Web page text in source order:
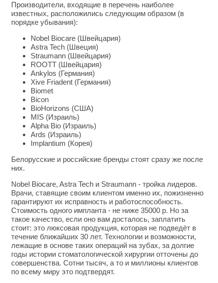
Производители, входящие в перечень наиболее
известных, расположились следующим образом (в
порядке убывания):
Nobel Biocare (Швейцария)
Astra Tech (Швеция)
Straumann (Швейцария)
ROOTT (Швейцария)
Ankylos (Германия)
Xive Friadent (Германия)
Biomet
Bicon
BioHorizons (США)
MIS (Израиль)
Alpha Bio (Израиль)
Ards (Израиль)
Implantium (Корея)
Белорусские и российские бренды стоят сразу же после
них.
Nobel Biocare, Astra Tech и Straumann - тройка лидеров.
Врачи, ставящие своим клиентом именно их, пожизненно
гарантируют их исправность и работоспособность.
Стоимость одного импланта - не ниже 35000 р. Но за
такое качество, если оно вам досталось, заплатить
стоит: это люксовая продукция, которая не подведёт в
течение ближайших 30 лет. Технологии и возможности,
лежащие в основе таких операций на зубах, за долгие
годы истории стоматологической хирургии отточены до
совершенства. Сотни тысяч, а то и миллионы клиентов
по всему миру это подтвердят.